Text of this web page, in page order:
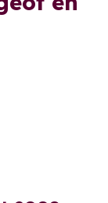
años.